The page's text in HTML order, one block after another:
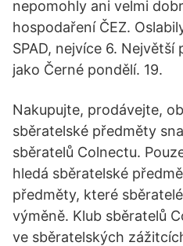
nepomohly ani velmi
hospodaření ČEZ.
SPAD, nejvíce 6.
jako Černé pondělí. 19.
Nakupujte, prodávejte,
sběratelské předměty
sběratelů Colnectu.
hledá sběratelské
předměty, které
výměně. Klub sběratelů
ve sběratelských